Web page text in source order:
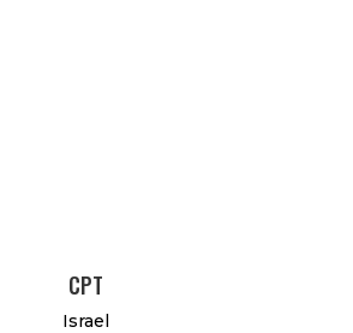
CPT
Israel